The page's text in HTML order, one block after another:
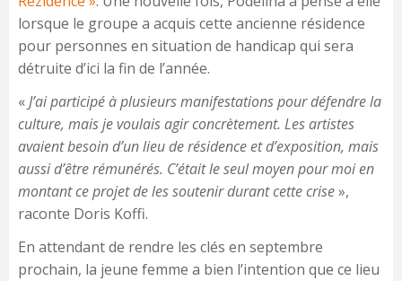
lorsque le groupe a acquis cette ancienne résidence
pour personnes en situation de handicap qui sera
détruite d’ici la fin de l’année.
«J’ai participé à plusieurs manifestations pour défendre la
culture, mais je voulais agir concrètement. Les artistes
avaient besoin d’un lieu de résidence et d’exposition, mais
aussi d’être rémunérés. C’était le seul moyen pour moi en
montant ce projet de les soutenir durant cette crise»,
raconte Doris Koffi.
En attendant de rendre les clés en septembre
prochain, la jeune femme a bien l’intention que ce lieu